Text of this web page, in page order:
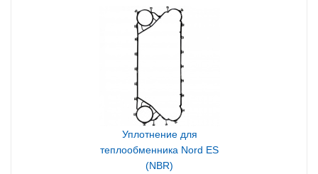
Уплотнение для
теплообменника Nord ES
(NBR)